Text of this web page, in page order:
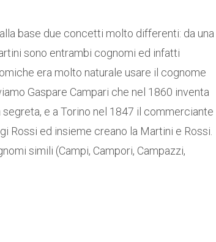
base due concetti molto differenti: da una
sono entrambi cognomi ed infatti
era molto naturale usare il cognome
Gaspare Campari che nel 1860 inventa
e a Torino nel 1847 il commerciante
Rossi ed insieme creano la Martini e Rossi.
simili (Campi, Campori, Campazzi,